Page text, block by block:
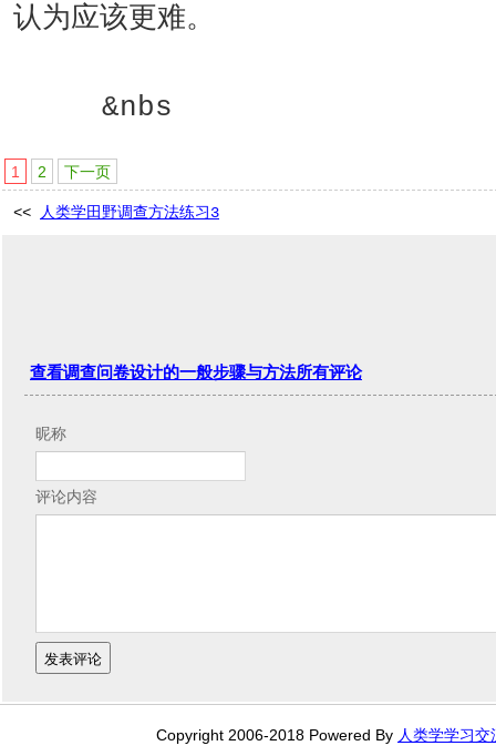
认为应该更难。
&nbs
1 2 下一页
<< 人类学田野调查方法练习3
查看调查问卷设计的一般步骤与方法所有评论
昵称
评论内容
Copyright 2006-2018 Powered By 人类学学习交